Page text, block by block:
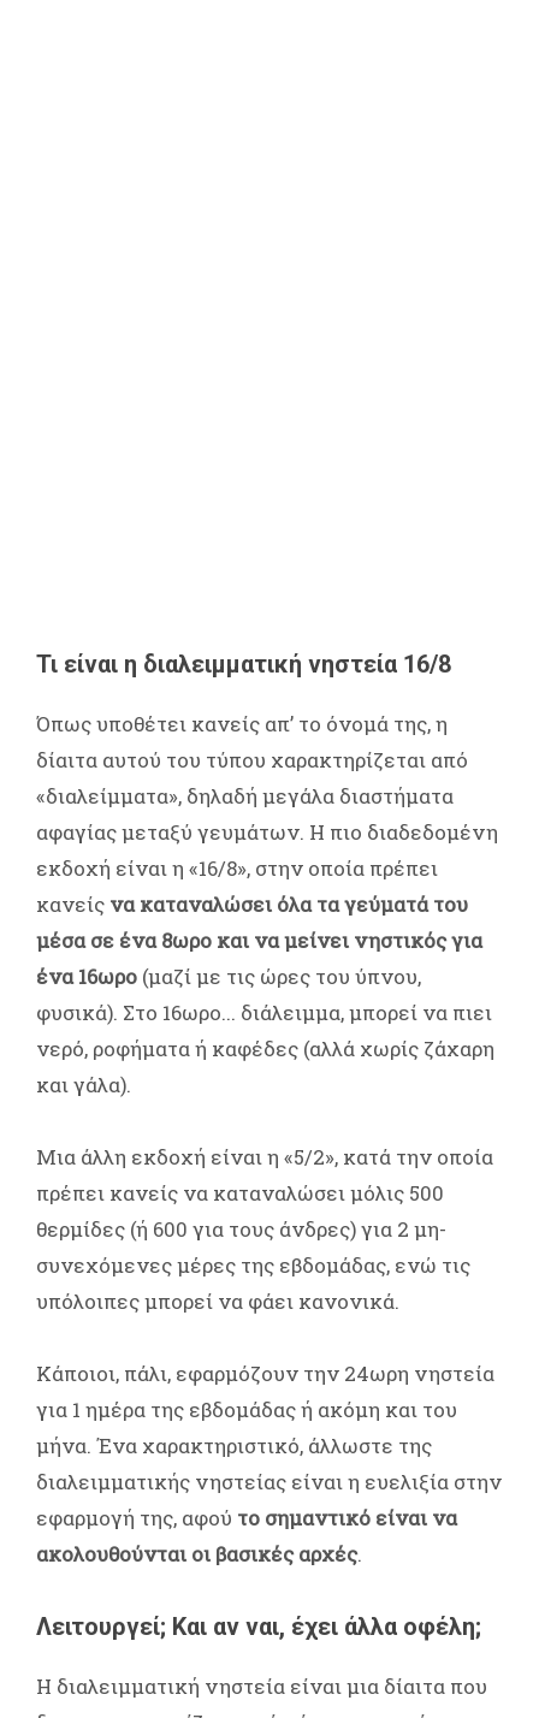
Τι είναι η διαλειμματική νηστεία 16/8
Όπως υποθέτει κανείς απ’ το όνομά της, η
δίαιτα αυτού του τύπου χαρακτηρίζεται από
«διαλείμματα», δηλαδή μεγάλα διαστήματα
αφαγίας μεταξύ γευμάτων. Η πιο διαδεδομένη
εκδοχή είναι η «16/8», στην οποία πρέπει
κανείς να καταναλώσει όλα τα γεύματά του
μέσα σε ένα 8ωρο και να μείνει νηστικός για
ένα 16ωρο (μαζί με τις ώρες του ύπνου,
φυσικά). Στο 16ωρο... διάλειμμα, μπορεί να πιει
νερό, ροφήματα ή καφέδες (αλλά χωρίς ζάχαρη
και γάλα).
Μια άλλη εκδοχή είναι η «5/2», κατά την οποία
πρέπει κανείς να καταναλώσει μόλις 500
θερμίδες (ή 600 για τους άνδρες) για 2 μη-
συνεχόμενες μέρες της εβδομάδας, ενώ τις
υπόλοιπες μπορεί να φάει κανονικά.
Κάποιοι, πάλι, εφαρμόζουν την 24ωρη νηστεία
για 1 ημέρα της εβδομάδας ή ακόμη και του
μήνα. Ένα χαρακτηριστικό, άλλωστε της
διαλειμματικής νηστείας είναι η ευελιξία στην
εφαρμογή της, αφού το σημαντικό είναι να
ακολουθούνται οι βασικές αρχές.
Λειτουργεί; Και αν ναι, έχει άλλα οφέλη;
Η διαλειμματική νηστεία είναι μια δίαιτα που